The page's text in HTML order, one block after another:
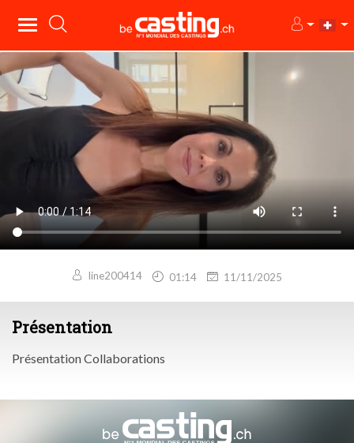
line200414 01:14 11/11/2025
Présentation
Présentation Collaborations